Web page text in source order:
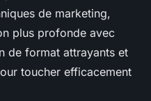
de marketing,
plus profonde avec
de format attrayants et
toucher efficacement